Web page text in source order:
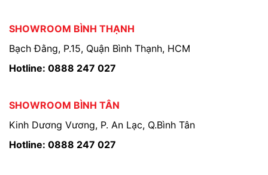
SHOWROOM BÌNH THẠNH
Bạch Đằng, P.15, Quận Bình Thạnh, HCM
Hotline: 0888 247 027
SHOWROOM BÌNH TÂN
Kinh Dương Vương, P. An Lạc, Q.Bình Tân
Hotline: 0888 247 027